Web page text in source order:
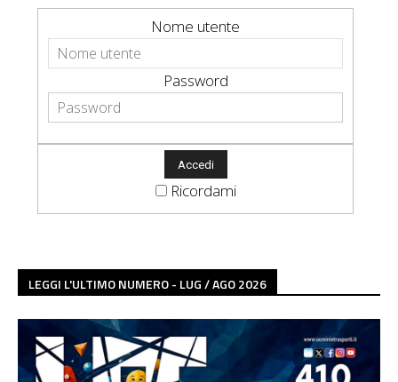
Nome utente
Password
Ricordami
LEGGI L'ULTIMO NUMERO - LUG / AGO 2026